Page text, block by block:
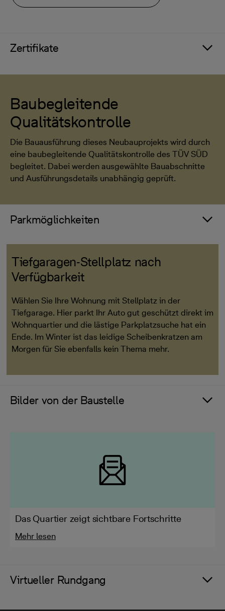
Zertifikate
Baubegleitende
Qualitätskontrolle
Die Bauausführung dieses Neubauprojekts wird durch
eine baubegleitende Qualitätskontrolle des TÜV SÜD
begleitet. Dabei werden ausgewählte Bauabschnitte
und Ausführungsdetails unabhängig geprüft.
Parkmöglichkeiten
Tiefgaragen-Stellplatz nach
Verfügbarkeit
Wählen Sie Ihre Wohnung mit Stellplatz in der
Tiefgarage. Hier parkt Ihr Auto gut geschützt direkt im
Wohnquartier und die lästige Parkplatzsuche hat ein
Ende. Im Winter ist das leidige Scheibenkratzen am
Morgen für Sie ebenfalls kein Thema mehr.
Bilder von der Baustelle
Das Quartier zeigt sichtbare Fortschritte
Mehr lesen
Virtueller Rundgang